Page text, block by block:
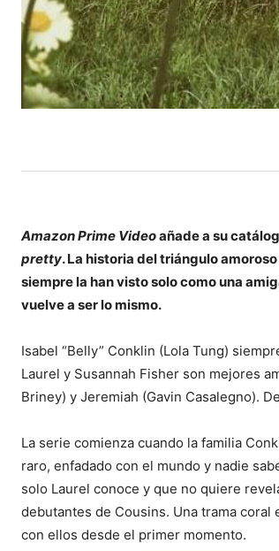
Amazon Prime Videoañade a su
pretty. La historia del triángulo
siempre la han visto solo como una
vuelve a ser lo mismo.
Isabel “Belly” Conklin (Lola Tung)
Laurel y Susannah Fisher son mejores
Briney) y Jeremiah (Gavin Casalegno).
La serie comienza cuando la familia
raro, enfadado con el mundo y nadie
solo Laurel conoce y que no quiere
debutantes de Cousins. Una trama
con ellos desde el primer momento.